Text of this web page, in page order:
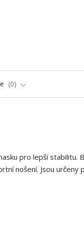
0
pro lepší stabilitu.
nošení. Jsou určeny